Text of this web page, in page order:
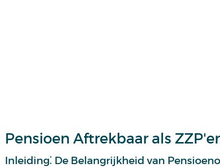
Pensioen Aftrekbaar als
Inleiding⁚ De Belangrijkheid van